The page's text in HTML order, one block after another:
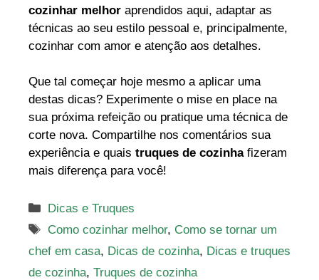
cozinhar melhor aprendidos aqui, adaptar as
técnicas ao seu estilo pessoal e, principalmente,
cozinhar com amor e atenção aos detalhes.
Que tal começar hoje mesmo a aplicar uma
destas dicas? Experimente o mise en place na
sua próxima refeição ou pratique uma técnica de
corte nova. Compartilhe nos comentários sua
experiência e quais truques de cozinhafizeram
mais diferença para você!
Categorias
Dicas e Truques
Tags
Como cozinhar melhor, Como se tornar um
chef em casa, Dicas de cozinha, Dicas e truques
de cozinha, Truques de cozinha